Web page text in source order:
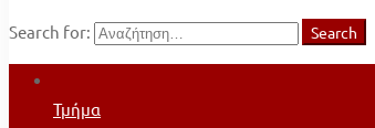
Search for: Search
Τμήμα